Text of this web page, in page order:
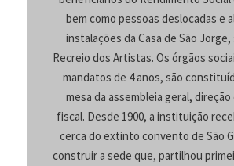
bem como pessoas deslocadas e
instalações da Casa de São Jorge,
Recreio dos Artistas. Os órgãos
mandatos de 4 anos, são
mesa da assembleia geral,
fiscal. Desde 1900, a instituição
cerca do extinto convento de São
construir a sede que, partilhou